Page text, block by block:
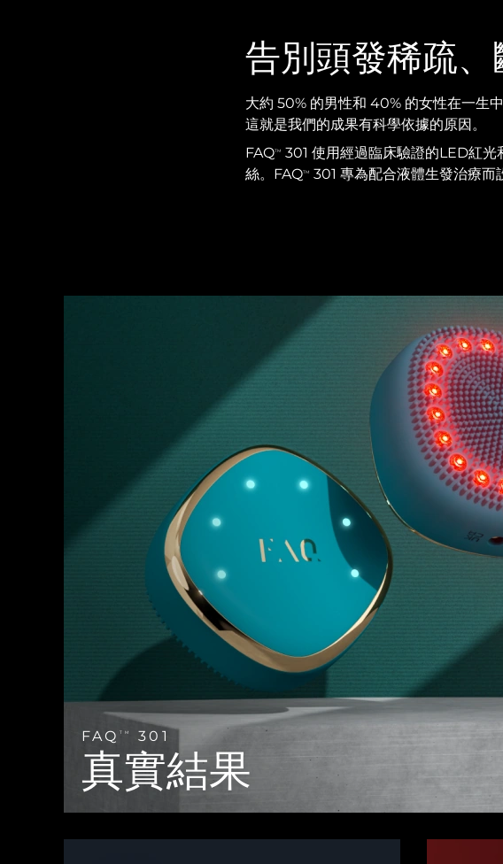
告別頭發稀疏
大約 50% 的男性和 40% 的女性在一生
這就是我們的成果有科學依據的原因。
FAQTM 301 使用經過臨床驗證的LED紅光
絲。FAQTM 301 專為配合液體生發治療而
FAQ TM 301
真實結果
LUNA™ 4 Plus
Massage, LED heating
LUNA™ 4 Men
For men, anti-aging massage
LUNA™ 4 mini
For young skin, T-zone
LUNA™ 4 go
For travel or gym bag
LUNA™護膚
Premium cleansers & balm
LUNA™ 設備
Microcurrent toning on-the-go
BEAR™ 2 eyes & lips
Microcurrent line smoothing device
面部提拉護理
Premium anti-aging skincare
BEAR™ 設備
All premium facelift devices
UFO™ 3 套裝
Deep facial hydration
UFO™ 3 LED
Near-infrared and red light therapy device
UFO™ 3 mini
Red light therapy device for young skin
UFO™ 3 go
Portable red light therapy
面膜
Rejuvenation & hydration
口腔護理
Hybrid silicone sonic toothbrush
issa™ 4 plus
Smart hybrid silicone sonic toothbrush
issa™ 4 smile
Hybrid silicone sonic toothbrush
issa™ 4 baby
issa™ Teeth Whitening Set
Dual LED + sonic device & 18% PAP gel
FAQ™ 101
Clinical anti-aging
FAQ™ 102
Advanced clinical anti-aging
FAQ™ 103
Luxurious clinical anti-aging set
Manuka honey primer
LED 護理
NEW
FAQ™ 201
FAQ™ 202
LED mask
FAQ™ 211
Anti-aging neck & décolleté LED mask
Anti-aging LED hand mask
FAQ™ 301
LED hair strengthening scalp massager
FAQ™ Scalp Serum
Scalp recovery probiotic serum
FAQ™護膚品
肌膚年輕化
NEW
FAQ™ 501
Full-Spectrum Red Light Therapy
FAQ™ 502
Full-Spectrum Red Light Therapy
專業治療